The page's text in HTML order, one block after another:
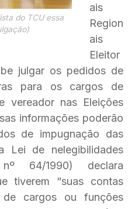
do TCU essa
ais
Region
ais
Eleitor
julgar os pedidos de
para os cargos de
vereador nas Eleições
informações poderão
de impugnação das
Lei de nelegibilidades
64/1990) declara
tiverem “suas contas
cargos ou funções